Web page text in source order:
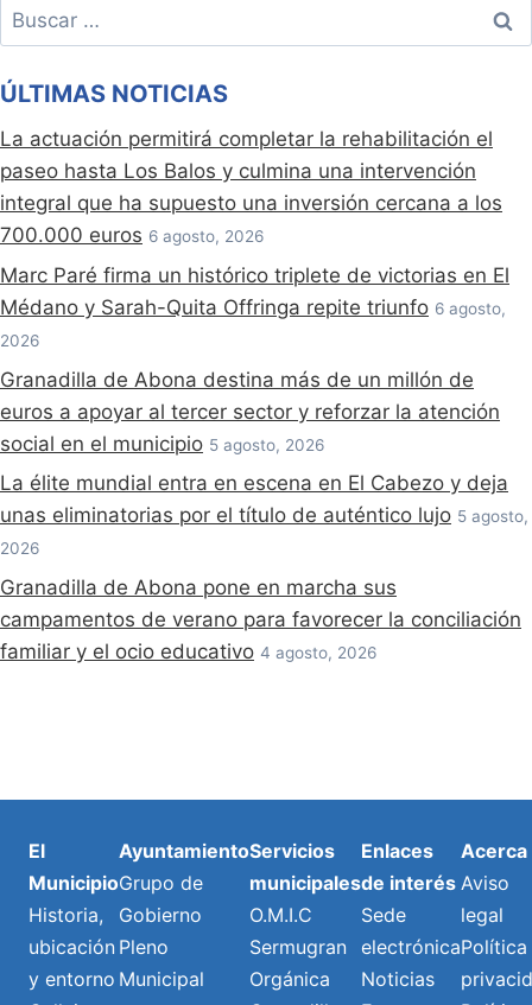
Buscar:
ÚLTIMAS NOTICIAS
La actuación permitirá completar la rehabilitación el
paseo hasta Los Balos y culmina una intervención
integral que ha supuesto una inversión cercana a los
700.000 euros 6 agosto, 2026
Marc Paré firma un histórico triplete de victorias en El
Médano y Sarah-Quita Offringa repite triunfo 6 agosto,
2026
Granadilla de Abona destina más de un millón de
euros a apoyar al tercer sector y reforzar la atención
social en el municipio 5 agosto, 2026
La élite mundial entra en escena en El Cabezo y deja
unas eliminatorias por el título de auténtico lujo 5 agosto,
2026
Granadilla de Abona pone en marcha sus
campamentos de verano para favorecer la conciliación
familiar y el ocio educativo 4 agosto, 2026
El
Municipio
Historia,
ubicación
y entorno
Ayuntamiento
Grupo de
Gobierno
Pleno
Municipal
Servicios
municipales
O.M.I.C
Sermugran
Orgánica
Enlaces
de interés
Sede
electrónica
Noticias
Acerca
Aviso
legal
Política